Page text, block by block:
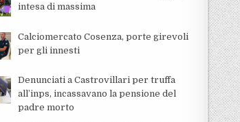
intesa di massima
Calciomercato Cosenza, porte girevoli
per gli innesti
Denunciati a Castrovillari per truffa
all’inps, incassavano la pensione del
padre morto